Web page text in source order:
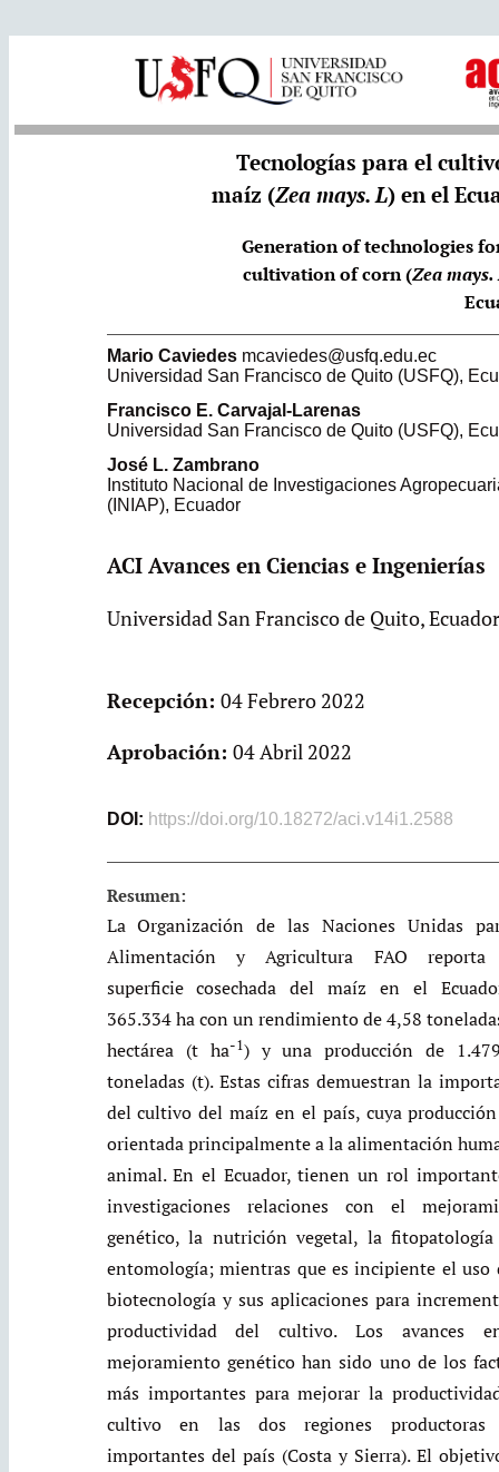
Tecnologías para el
maíz (Zea mays. L) en el
Generation of technologies
cultivation of corn (Zea mays.
Mario Caviedes mcaviedes@usfq.edu.ec
Universidad San Francisco de Quito (USFQ),
Francisco E. Carvajal-Larenas
Universidad San Francisco de Quito (USFQ),
José L. Zambrano
Instituto Nacional de Investigaciones
(INIAP), Ecuador
ACI Avances en Ciencias e Ingenierías
Universidad San Francisco de Quito, Ecuador
Recepción: 04 Febrero 2022
Aprobación: 04 Abril 2022
DOI: https://doi.org/10.18272/aci.v14i1.2588
Resumen:
La Organización de las Naciones Unidas
Alimentación y Agricultura FAO reporta
superficie cosechada del maíz en el
365.334 ha con un rendimiento de 4,58
hectárea (t ha-1) y una producción de
toneladas (t). Estas cifras demuestran la
del cultivo del maíz en el país, cuya
orientada principalmente a la alimentación
animal. En el Ecuador, tienen un rol
investigaciones relaciones con el
genético, la nutrición vegetal, la
entomología; mientras que es incipiente el uso
biotecnología y sus aplicaciones para
productividad del cultivo. Los avances
mejoramiento genético han sido uno de los
más importantes para mejorar la
cultivo en las dos regiones productoras
importantes del país (Costa y Sierra). El